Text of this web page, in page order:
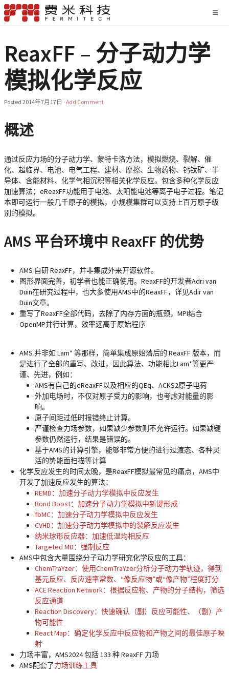
ReaxFF – 分子动力学
模拟化学反应
Posted 2014年7月17日 · Add Comment
概述
通过反应力场的分子动力学、蒙特卡洛方法，模拟燃烧、裂解、催
化、超临界、电池、电气工程、建材、摩擦、生物药物、钙钛矿、半
导体、含能材料、化学气相沉积等相关化学反应。包含多种化学反应
加速算法；eReaxFF功能用于电池、太阳能电池等离子电子过程。笔记
本即可运行一般几千原子的模拟，小规模集群可以支持上百万原子级
别的模拟。
AMS 平台环境中 ReaxFF 的优势
AMS 自研 ReaxFF，并非集成外来开源软件。
图形界面完善，初学者也能正确使用。ReaxFF的开发者Adri van
Duin在研究过程中，也大多使用AMS中的ReaxFF，详见Adir van
Duin文章。
重写了ReaxFF全部代码，去除了内存方面的瓶颈，MPI结合
OpenMP并行计算，效率远高于原始程序
AMS 并非如 Lam* 等那样，简单集成原始落后的 ReaxFF 版本，而
是进行了全部的重写、改进，因此算法、功能相比Lam*等更严
谨、先进，例如：
AMS有自己的eReaxFF以及相应的QEq、ACKS2原子电荷
外加电场时，不仅对原子受力的影响，也考虑对能量的影
响。
原子间距过低时报错终止计算。
严谨检查力场参数，如果缺少参数则不允许运行。如果缺键
参数仍然运行，结果是错误的。
基于AMS的计算引擎，能够非常方便的进行过渡态、各种灵
活的势能面扫描等计算
化学反应发生的时间太晚，是ReaxFF模拟最常见的痛点，AMS中
开发了加速反应发生的算法：
REMD：加速分子动力学模拟中反应发生
Bond Boost：加速分子动力学模拟中新键形成
fbMC：加速分子动力学模拟中反应发生
CVHD：加速分子动力学模拟中的裂解反应发生
纳米球形反应器：加速低温均相反应
Targeted MD：强制反应
AMS中包含大量围绕分子动力学研究化学反应的工具：
ChemTraYzer：使用ChemTraYzer分析分子动力学轨迹，得到
基元反应、反应速率常数、“像反应物”或“像产物”程度打分
ACE Reaction Network：根据反应物、产物的分子结构，筛选
反应通道
Reaction Discovery：快速确认（副）反应可能性、（副）产
物可能性
React Map：确定化学反应中反应物和产物之间的最佳原子映
射
力场丰富，AMS2024 包括 133 种 ReaxFF 力场
AMS配套了力场训练工具